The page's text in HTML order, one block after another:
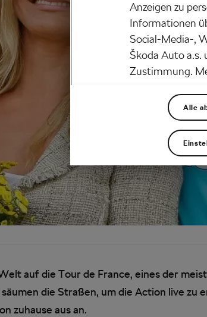
auf die Tour de France, eines der
die Straßen, um die Action live zu
zuhause aus an.
Anzeigen zu
Informationen
Social-Media-,
Škoda Auto a.s.
Zustimmung.
Alle